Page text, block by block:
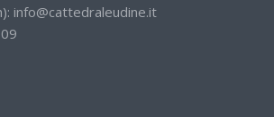
info@cattedraleudine.it